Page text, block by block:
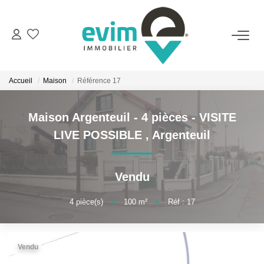
ACHETER
LOUER
ESTIMER
VENDRE
GESTION
Accueil Maison Référence 17
Maison Argenteuil - 4 pièces - VISITE
LIVE POSSIBLE , Argenteuil
Vendu
4pièce(s) • 100m² • Réf : 17
Vendu